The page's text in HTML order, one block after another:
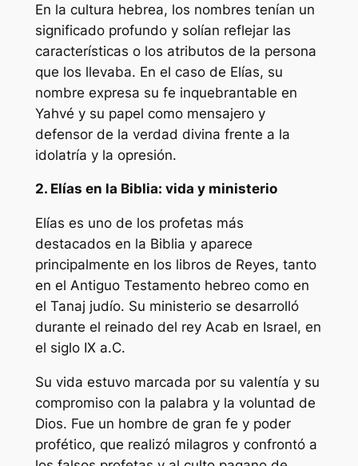
En la cultura hebrea, los nombres tenían un
significado profundo y solían reflejar las
características o los atributos de la persona
que los llevaba. En el caso de Elías, su
nombre expresa su fe inquebrantable en
Yahvé y su papel como mensajero y
defensor de la verdad divina frente a la
idolatría y la opresión.
2. Elías en la Biblia: vida y ministerio
Elías es uno de los profetas más
destacados en la Biblia y aparece
principalmente en los libros de Reyes, tanto
en el Antiguo Testamento hebreo como en
el Tanaj judío. Su ministerio se desarrolló
durante el reinado del rey Acab en Israel, en
el siglo IX a.C.
Su vida estuvo marcada por su valentía y su
compromiso con la palabra y la voluntad de
Dios. Fue un hombre de gran fe y poder
profético, que realizó milagros y confrontó a